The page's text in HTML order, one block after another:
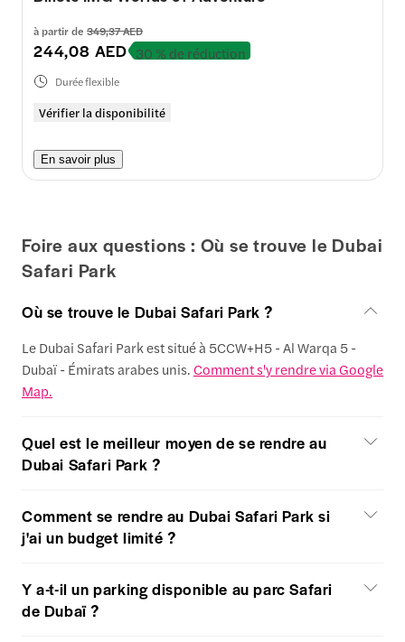
à partir de 349,37 AED
244,08 AED 30 % de réduction
Vérifier la disponibilité
Durée flexible
En savoir plus
Foire aux questions : Où se trouve le Dubai
Safari Park
Où se trouve le Dubai Safari Park ?
Le Dubai Safari Park est situé à 5CCW+H5 - Al Warqa 5 -
Dubaï - Émirats arabes unis.Comment s'y rendre via Google
Map.
Quel est le meilleur moyen de se rendre au
Dubai Safari Park ?
Comment se rendre au Dubai Safari Park si
j'ai un budget limité ?
Y a-t-il un parking disponible au parc Safari
de Dubaï ?